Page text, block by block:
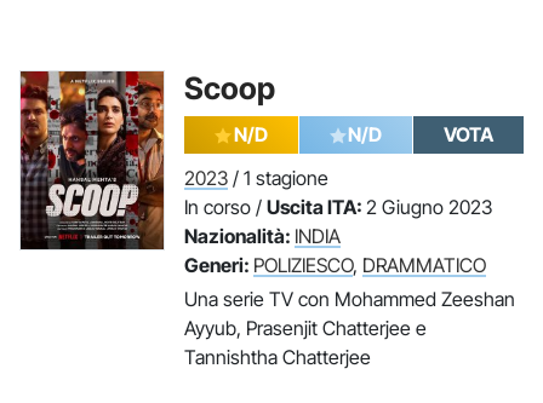
Scoop
N/D N/D
VOTA
2023 / 1 stagione
In corso / Uscita ITA: 2 Giugno 2023
Nazionalità: INDIA
Generi: POLIZIESCO, DRAMMATICO
Una serie TV con Mohammed Zeeshan
Ayyub, Prasenjit Chatterjee e
Tannishtha Chatterjee